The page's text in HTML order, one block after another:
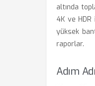
altında
4K ve
yüksek
raporlar.
Adım